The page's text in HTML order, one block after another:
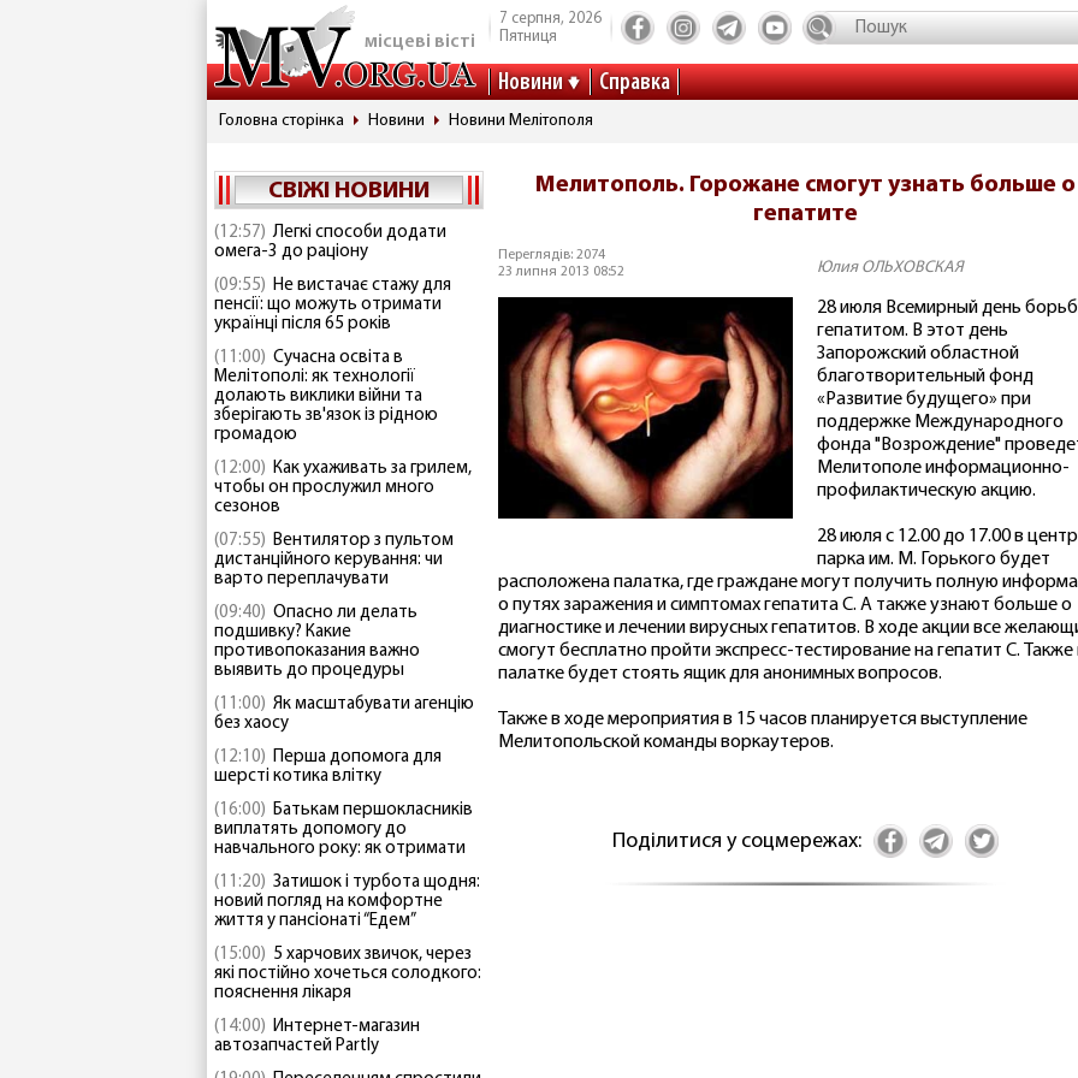
місцеві вісті
7 серпня, 2026
Пятниця
Новини Справка
Головна сторінка Новини Новини Мелітополя
СВІЖІ НОВИНИ
(12:57) Легкі способи додати
омега-3 до раціону
(09:55) Не вистачає стажу для
пенсії: що можуть отримати
українці після 65 років
(11:00) Сучасна освіта в
Мелітополі: як технології
долають виклики війни та
зберігають зв'язок із рідною
громадою
(12:00) Как ухаживать за грилем,
чтобы он прослужил много
сезонов
(07:55) Вентилятор з пультом
дистанційного керування: чи
варто переплачувати
(09:40) Опасно ли делать
подшивку? Какие
противопоказания важно
выявить до процедуры
(11:00) Як масштабувати агенцію
без хаосу
(12:10) Перша допомога для
шерсті котика влітку
(16:00) Батькам першокласників
виплатять допомогу до
навчального року: як отримати
(11:20) Затишок і турбота щодня:
новий погляд на комфортне
життя у пансіонаті “Едем”
(15:00) 5 харчових звичок, через
які постійно хочеться солодкого:
пояснення лікаря
(14:00) Интернет-магазин
автозапчастей Partly
Мелитополь. Горожане смогут узнать больше о
гепатите
Переглядів: 2074
23 липня 2013 08:52
Юлия ОЛЬХОВСКАЯ
28 июля Всемирный день
гепатитом. В этот день
Запорожский областной
благотворительный фонд
«Развитие будущего» при
поддержке Международного
фонда "Возрождение"
Мелитополе информационно-
профилактическую акцию.
28 июля с 12.00 до 17.00 в
парка им. М. Горького будет
расположена палатка, где граждане могут получить полную
о путях заражения и симптомах гепатита С. А также узнают больше о
диагностике и лечении вирусных гепатитов. В ходе акции все
смогут бесплатно пройти экспресс-тестирование на гепатит С. Также
палатке будет стоять ящик для анонимных вопросов.
Также в ходе мероприятия в 15 часов планируется выступление
Мелитопольской команды воркаутеров.
Поділитися у соцмережах: